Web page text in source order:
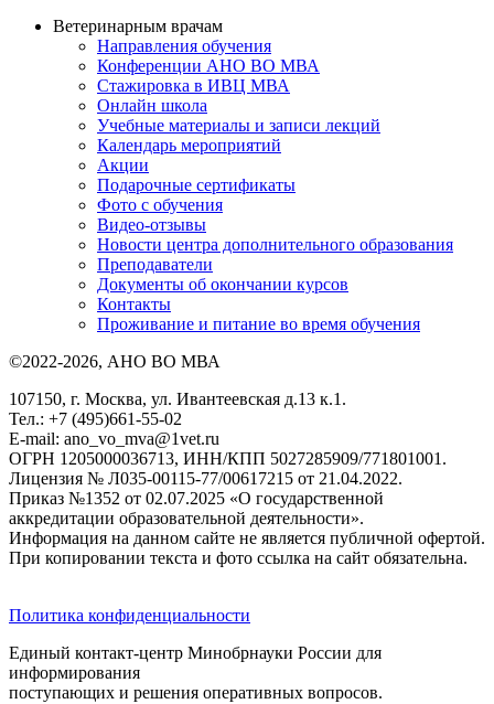
Ветеринарным врачам
Направления обучения
Конференции АНО ВО МВА
Стажировка в ИВЦ МВА
Онлайн школа
Учебные материалы и записи лекций
Календарь мероприятий
Акции
Подарочные сертификаты
Фото с обучения
Видео-отзывы
Новости центра дополнительного образования
Преподаватели
Документы об окончании курсов
Контакты
Проживание и питание во время обучения
©2022-2026, АНО ВО МВА
107150, г. Москва, ул. Ивантеевская д.13 к.1.
Тел.: +7 (495)661-55-02
E-mail: ano_vo_mva@1vet.ru
ОГРН 1205000036713, ИНН/КПП 5027285909/771801001.
Лицензия № Л035-00115-77/00617215 от 21.04.2022.
Приказ №1352 от 02.07.2025 «О государственной
аккредитации образовательной деятельности».
Информация на данном сайте не является публичной офертой.
При копировании текста и фото ссылка на сайт обязательна.
Политика конфиденциальности
Единый контакт-центр Минобрнауки России для
информирования
поступающих и решения оперативных вопросов.